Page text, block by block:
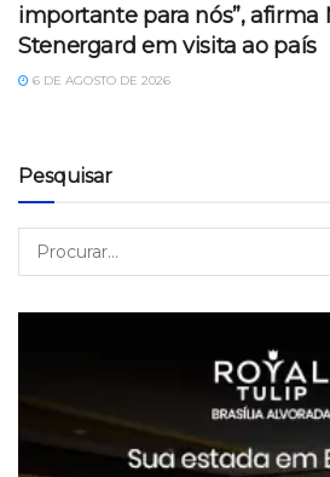
importante para nós”, afirma
Stenergard em visita ao país
6 DE AGOSTO DE 2026
Pesquisar